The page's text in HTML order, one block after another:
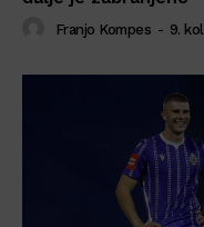
Franjo Kompes - 9.